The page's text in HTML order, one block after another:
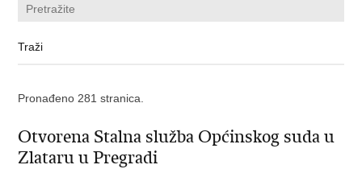
Pronađeno 281 stranica.
Otvorena Stalna služba Općinskog suda u
Zlataru u Pregradi